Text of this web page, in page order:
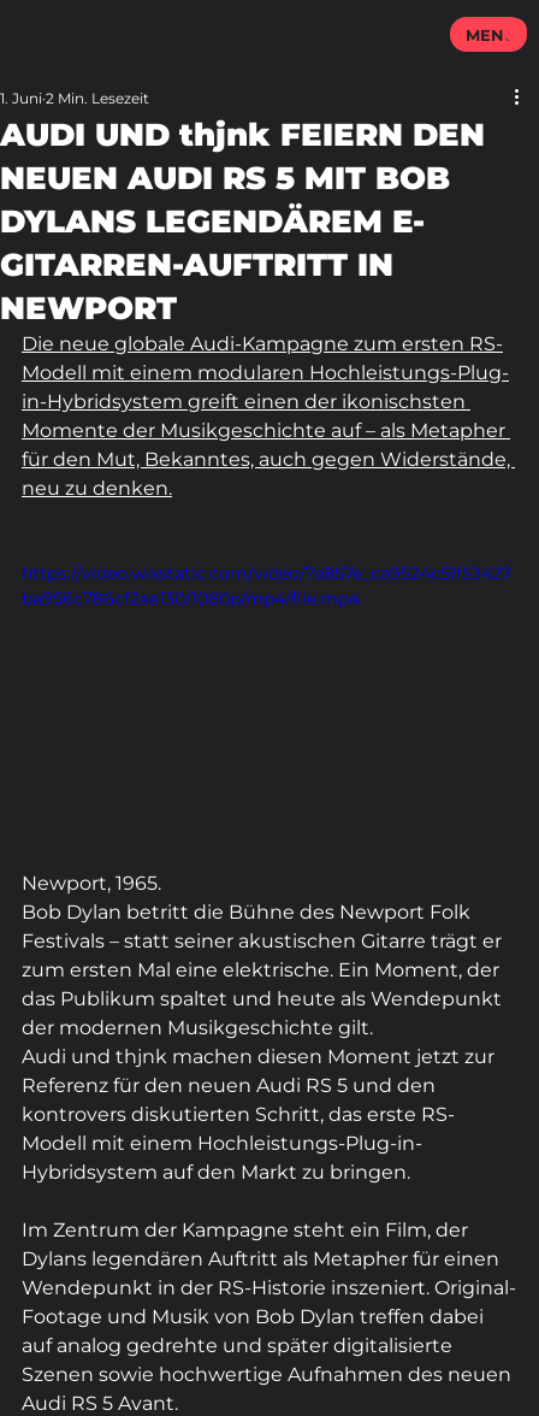
AUDI UND thjnk FEIERN DEN
NEUEN AUDI RS 5 MIT BOB
DYLANS LEGENDÄREM E-
GITARREN-AUFTRITT IN
NEWPORT
1. Juni 2 Min. Lesezeit
Die neue globale Audi-Kampagne zum ersten RS-
Modell mit einem modularen Hochleistungs-Plug-
in-Hybridsystem greift einen der ikonischsten
Momente der Musikgeschichte auf – als Metapher
für den Mut, Bekanntes, auch gegen Widerstände,
neu zu denken.
https://video.wixstatic.com/video/7a857e_ca9524c51f53427
ba956c786cf2ae130/1080p/mp4/file.mp4
Newport, 1965.
Bob Dylan betritt die Bühne des Newport Folk
Festivals – statt seiner akustischen Gitarre trägt er
zum ersten Mal eine elektrische. Ein Moment, der
das Publikum spaltet und heute als Wendepunkt
der modernen Musikgeschichte gilt.
Audi und thjnk machen diesen Moment jetzt zur
Referenz für den neuen Audi RS 5 und den
kontrovers diskutierten Schritt, das erste RS-
Modell mit einem Hochleistungs-Plug-in-
Hybridsystem auf den Markt zu bringen.
Im Zentrum der Kampagne steht ein Film, der
Dylans legendären Auftritt als Metapher für einen
Wendepunkt in der RS-Historie inszeniert. Original-
Footage und Musik von Bob Dylan treffen dabei
auf analog gedrehte und später digitalisierte
Szenen sowie hochwertige Aufnahmen des neuen
Audi RS 5 Avant.
MENU